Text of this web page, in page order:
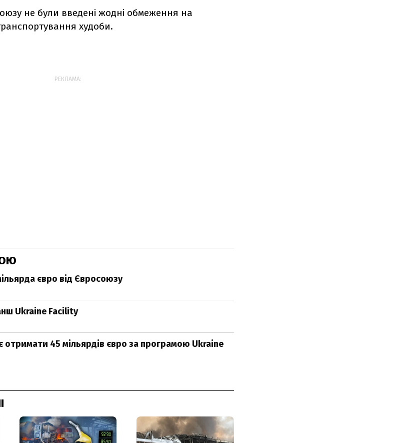
не були введені жодні обмеження на
худоби.
РЕКЛАМА:
євро від Євросоюзу
Ukraine Facility
отримати 45 мільярдів євро за програмою Ukraine